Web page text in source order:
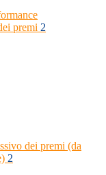
premi 2
dei premi (da
2